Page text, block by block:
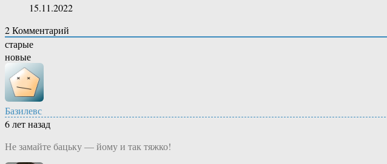
15.11.2022
2Комментарий
старые
новые
Базилевс
6 лет назад
Не замайте бацьку — йому и так тяжко!